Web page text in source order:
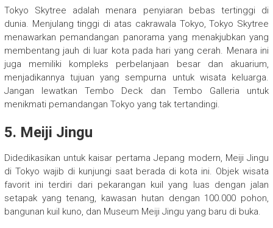
Tokyo Skytree adalah menara penyiaran bebas tertinggi di
dunia. Menjulang tinggi di atas cakrawala Tokyo, Tokyo Skytree
menawarkan pemandangan panorama yang menakjubkan yang
membentang jauh di luar kota pada hari yang cerah. Menara ini
juga memiliki kompleks perbelanjaan besar dan akuarium,
menjadikannya tujuan yang sempurna untuk wisata keluarga.
Jangan lewatkan Tembo Deck dan Tembo Galleria untuk
menikmati pemandangan Tokyo yang tak tertandingi.
5. Meiji Jingu
Didedikasikan untuk kaisar pertama Jepang modern, Meiji Jingu
di Tokyo wajib di kunjungi saat berada di kota ini. Objek wisata
favorit ini terdiri dari pekarangan kuil yang luas dengan jalan
setapak yang tenang, kawasan hutan dengan 100.000 pohon,
bangunan kuil kuno, dan Museum Meiji Jingu yang baru di buka.